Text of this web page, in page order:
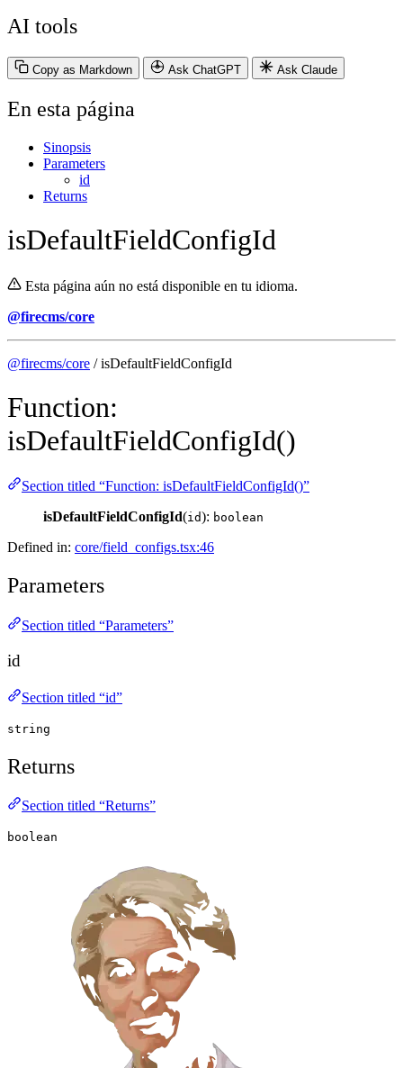
AI tools
Copy as Markdown Ask ChatGPT Ask Claude
En esta página
Sinopsis
Parameters
id
Returns
isDefaultFieldConfigId
Esta página aún no está disponible en tu idioma.
@firecms/core
@firecms/core / isDefaultFieldConfigId
Function:
isDefaultFieldConfigId()
Section titled “Function: isDefaultFieldConfigId()”
isDefaultFieldConfigId(id): boolean
Defined in: core/field_configs.tsx:46
Parameters
Section titled “Parameters”
id
Section titled “id”
string
Returns
Section titled “Returns”
boolean